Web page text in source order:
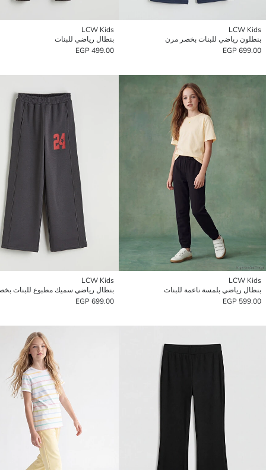
LCW Kids
بنطلون رياضي للبنات بخصر مرن
699.00 EGP
LCW Kids
بنطال رياضي للبنات
499.00 EGP
LCW Kids
بنطال رياضي بلمسة ناعمة للبنات
599.00 EGP
LCW Kids
بنطال رياضي سميك مطبوع للبنات
699.00 EGP